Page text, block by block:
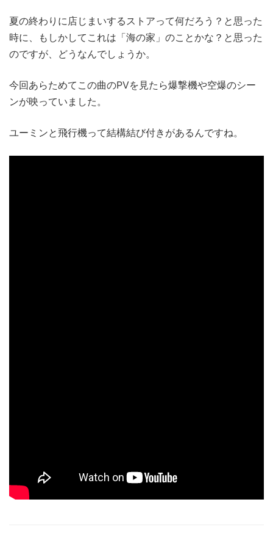
夏の終わりに店じまいするストアって何だろう？と思った
時に、もしかしてこれは「海の家」のことかな？と思った
のですが、どうなんでしょうか。
今回あらためてこの曲のPVを見たら爆撃機や空爆のシー
ンが映っていました。
ユーミンと飛行機って結構結び付きがあるんですね。